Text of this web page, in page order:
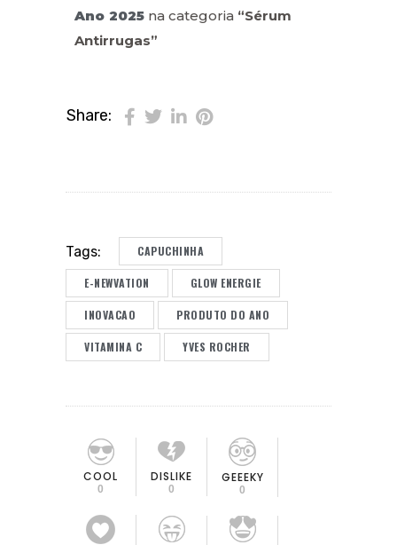
Ano 2025 na categoria “Sérum
Antirrugas”
Share:
Tags: CAPUCHINHA
E-NEWVATION GLOW ENERGIE
INOVACAO PRODUTO DO ANO
VITAMINA C YVES ROCHER
COOL
0
DISLIKE
0
GEEEKY
0